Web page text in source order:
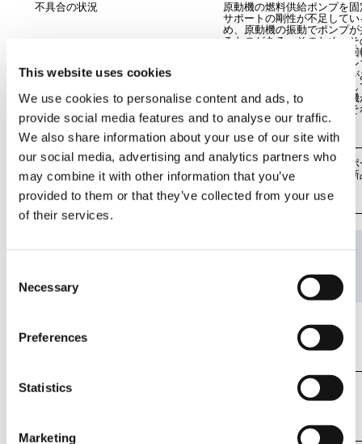
This website uses cookies
We use cookies to personalise content and ads, to
provide social media features and to analyse our traffic.
We also share information about your use of our site with
our social media, advertising and analytics partners who
may combine it with other information that you’ve
provided to them or that they’ve collected from your use
of their services.
Selection
Necessary
Preferences
Statistics
Marketing
不具合の状況
原動機の燃料供給ポンプを
サポートの剛性が不足してい
め、原動機の振動でポンプが
るものがある。そのため、
使用を続けると、ブラシと
でアーク放電が発生し、ポ
のブラシ部が損傷すること
最悪の場合、ポンプが停止
供給ができなくなり、原動機
し、再始動できなくなるお
る。
改善措置の内容
全車両、燃料供給ポンプサポ
対策品に交換するとともに
料供給ポンプに交換する。
コベルコ